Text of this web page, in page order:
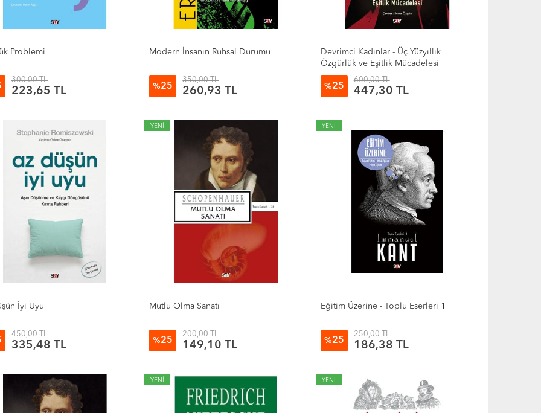
Problemi
300,00 TL
223,65 TL
Modern İnsanın Ruhsal Durumu
%25
350,00 TL
260,93 TL
Devrimci Kadınlar - Üç Yüzyıllık
Özgürlük ve Eşitlik Mücadelesi
%25
600,00 TL
447,30 TL
İyi Uyu
450,00 TL
335,48 TL
YENİ
Mutlu Olma Sanatı
%25
200,00 TL
149,10 TL
YENİ
Eğitim Üzerine - Toplu Eserleri 1
%25
250,00 TL
186,38 TL
YENİ YENİ